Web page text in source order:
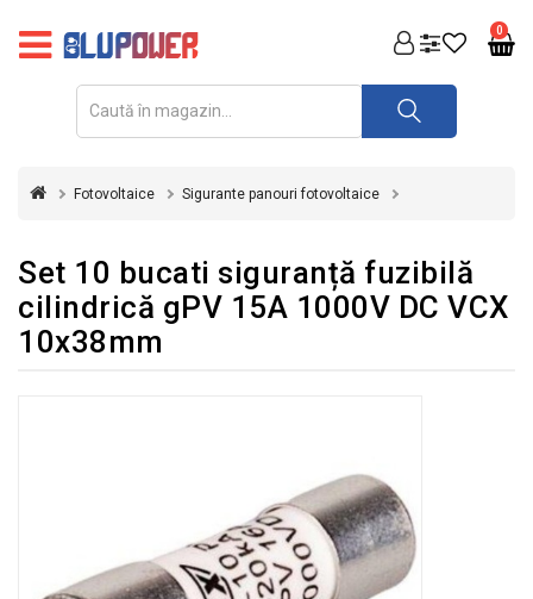
0
FOTOVOLTAICE
REDRESOARE
INVERTOARE
UPS
SCULE
Fotovoltaice Sigurante panouri fotovoltaice
Set 10 bucati siguranță fuzibilă
cilindrică gPV 15A 1000V DC VCX
10x38mm